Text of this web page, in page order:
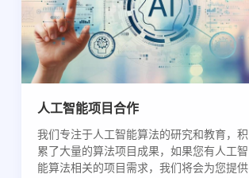
人工智能项目合作
我们专注于人工智能算法的研究和教育，积
累了大量的算法项目成果，如果您有人工智
能算法相关的项目需求，我们将会为您提供